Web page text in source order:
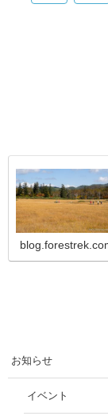
お知らせ
イベント